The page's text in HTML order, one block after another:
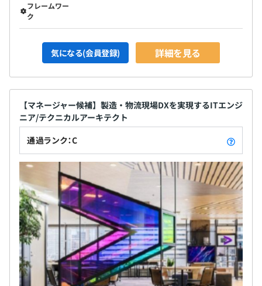
フレームワー
ク
気になる(会員登録) 詳細を見る
【マネージャー候補】製造・物流現場DXを実現するITエンジ
ニア/テクニカルアーキテクト
通過ランク：C